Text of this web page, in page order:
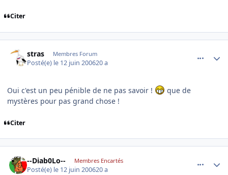
Citer
stras Membres Forum
Posté(e) le 12 juin 200620 a
Oui c'est un peu pénible de ne pas savoir !
que de
mystères pour pas grand chose !
Citer
--Diab0Lo-- Membres Encartés
Posté(e) le 12 juin 200620 a